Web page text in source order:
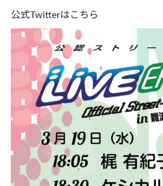
公式Twitterは こちら